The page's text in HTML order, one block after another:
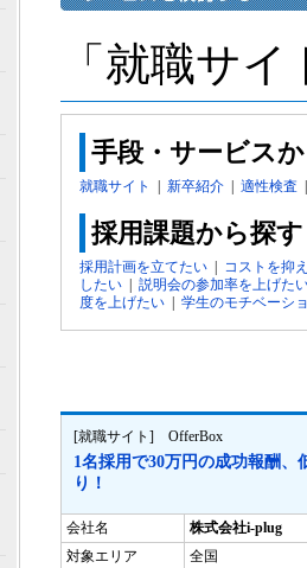
「就職サ
手段・サービス
就職サイト 新卒紹介 適性検査
採用課題から探す
採用計画を立てたい
コストを抑
したい
説明会の参加率を上げた
度を上げたい
学生のモチベーシ
[就職サイト] OfferBox
1名採用で30万円の成功報酬
り！
会社名
株式会社i-plug
対象エリア
全国